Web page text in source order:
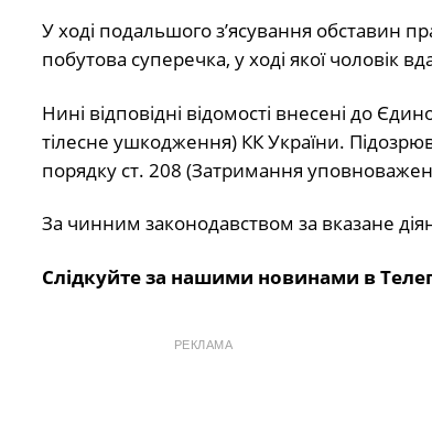
У ході подальшого з’ясування обставин
побутова суперечка, у ході якої чоловік
Нині відповідні відомості внесені до
тілесне ушкодження) КК України.
порядку ст. 208 (Затримання
За чинним законодавством за вказане
Слідкуйте за нашими новинами в
РЕКЛАМА